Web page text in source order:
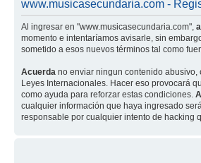
www.musicasecundaria.com -
Al ingresar en "www.musicasecundaria.com",
momento e intentaríamos avisarle, sin
sometido a esos nuevos términos tal como
Acuerda no enviar ningun contenido abusivo,
Leyes Internacionales. Hacer eso provocará
como ayuda para reforzar estas condiciones.
cualquier información que haya ingresado
responsable por cualquier intento de hacking